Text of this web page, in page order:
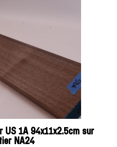
US 1A 94x11x2.5cm sur
NA24